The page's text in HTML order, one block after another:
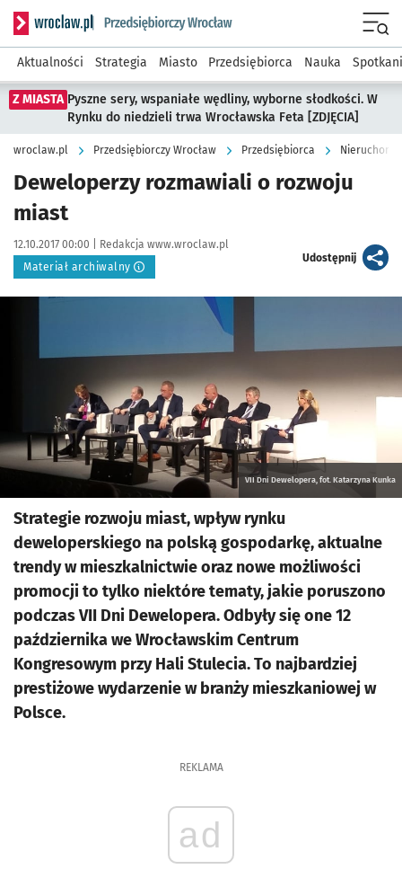
Serwis informacyjny wroclaw.pl podserwis: Strategia
Aktualności Strategia Miasto Przedsiębiorca Nauka
Z MIASTA Pyszne sery, wspaniałe wędliny, wyborne słodkości. W
Rynku do niedzieli trwa Wrocławska Feta [ZDJĘCIA]
wroclaw.pl Przedsiębiorczy Wrocław Przedsiębiorca
Deweloperzy rozmawiali o rozwoju
miast
Data publikacji:
12.10.2017 00:00 | Autor:
Redakcja www.wroclaw.pl
Materiał archiwalny
Udostępnijartykuł
VII Dni Dewelopera, fot. Katarzyna Kunka
Strategie rozwoju miast, wpływ rynku
deweloperskiego na polską gospodarkę, aktualne
trendy w mieszkalnictwie oraz nowe możliwości
promocji to tylko niektóre tematy, jakie poruszono
podczas VII Dni Dewelopera. Odbyły się one 12
października we Wrocławskim Centrum
Kongresowym przy Hali Stulecia. To najbardziej
prestiżowe wydarzenie w branży mieszkaniowej w
Polsce.
REKLAMA
ad